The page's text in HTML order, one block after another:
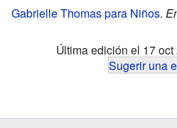
Gabrielle Thomas para Niños.
Última edición el 17
Sugerir una